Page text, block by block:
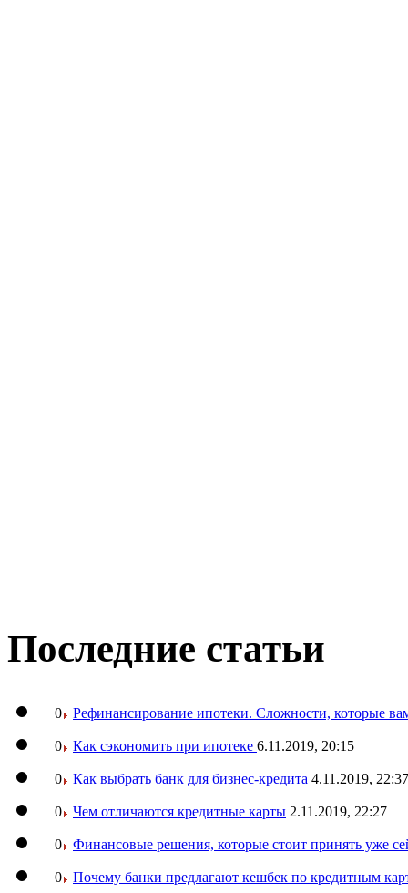
Последние статьи
0 Рефинансирование ипотеки. Сложности, которые
0 Как сэкономить при ипотеке 6.11.2019, 20:15
0 Как выбрать банк для бизнес-кредита 4.11.2019, 22:37
0 Чем отличаются кредитные карты 2.11.2019, 22:27
0 Финансовые решения, которые стоит принять уже
0 Почему банки предлагают кешбек по кредитным